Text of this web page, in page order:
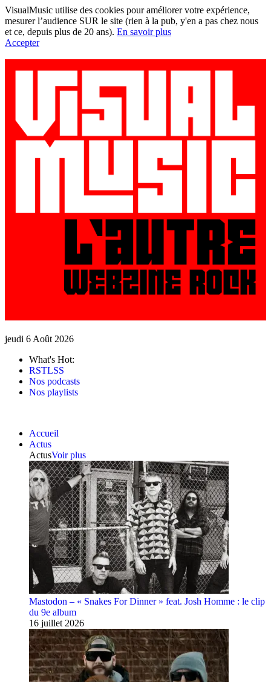
VisualMusic utilise des cookies pour améliorer votre expérience,
mesurer l’audience SUR le site (rien à la pub, y'en a pas chez nous
et ce, depuis plus de 20 ans). En savoir plus
Accepter
jeudi 6 Août 2026
What's Hot:
RSTLSS
Nos podcasts
Nos playlists
Accueil
Actus
ActusVoir plus
Mastodon – « Snakes For Dinner » feat. Josh Homme : le clip
du 9e album
16 juillet 2026